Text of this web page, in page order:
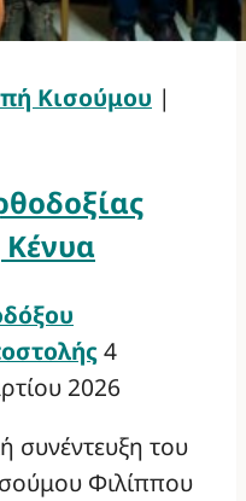
Κισούμου |
4
2026
συνέντευξη του
Φιλίππου